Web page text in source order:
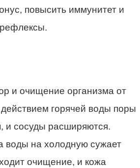
повысить иммунитет и
и очищение организма от
горячей воды поры
и сосуды расширяются.
воды на холодную сужает
очищение, и кожа